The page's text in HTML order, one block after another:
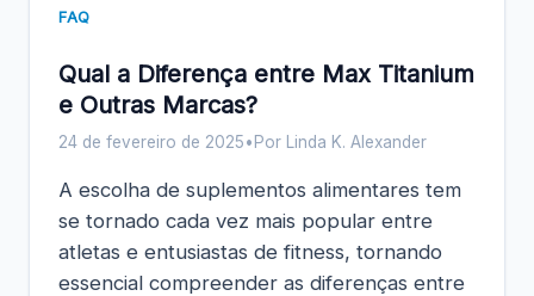
FAQ
Qual a Diferença entre Max Titanium
e Outras Marcas?
24 de fevereiro de 2025• Por Linda K. Alexander
A escolha de suplementos alimentares tem
se tornado cada vez mais popular entre
atletas e entusiastas de fitness, tornando
essencial compreender as diferenças entre